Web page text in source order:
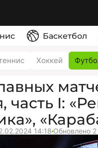
Баскетбол
Хоккей
часть I:
14:18 Обновлено 2